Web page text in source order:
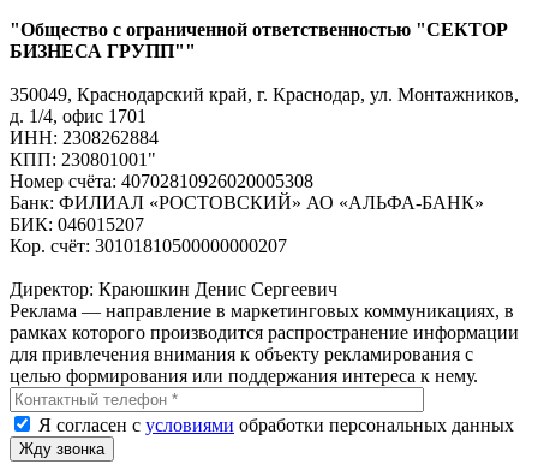
"Общество с ограниченной ответственностью "СЕКТОР
БИЗНЕСА ГРУПП""
350049, Краснодарский край, г. Краснодар, ул. Монтажников,
д. 1/4, офис 1701
ИНН: 2308262884
КПП: 230801001"
Номер счёта: 40702810926020005308
Банк: ФИЛИАЛ «РОСТОВСКИЙ» АО «АЛЬФА-БАНК»
БИК: 046015207
Кор. счёт: 30101810500000000207
Директор: Краюшкин Денис Сергеевич
Реклама — направление в маркетинговых коммуникациях, в
рамках которого производится распространение информации
для привлечения внимания к объекту рекламирования с
целью формирования или поддержания интереса к нему.
Я согласен с условиями обработки персональных данных